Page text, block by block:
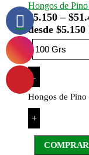
Hongos de
$5.150 – $
desde
-
Hongos de Pino
+
COMPRAR